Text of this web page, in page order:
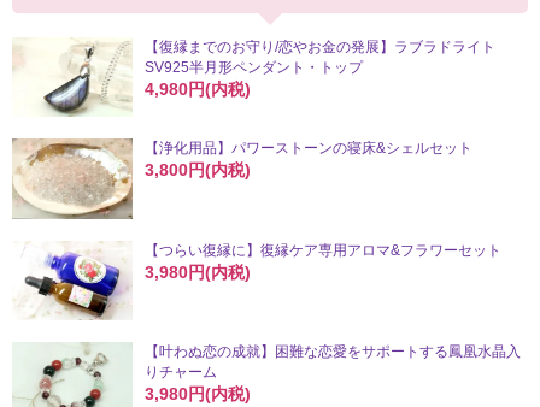
【復縁までのお守り/恋やお金の発展】ラブラドライト
SV925半月形ペンダント・トップ
4,980円(内税)
【浄化用品】パワーストーンの寝床&シェルセット
3,800円(内税)
【つらい復縁に】復縁ケア専用アロマ&フラワーセット
3,980円(内税)
【叶わぬ恋の成就】困難な恋愛をサポートする鳳凰水晶入
りチャーム
3,980円(内税)